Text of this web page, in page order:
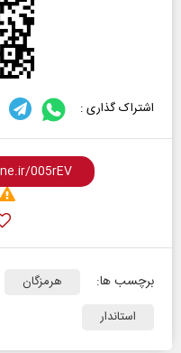
اشتراک گذاری :
برچسب ها: هرمزگان
استاندار